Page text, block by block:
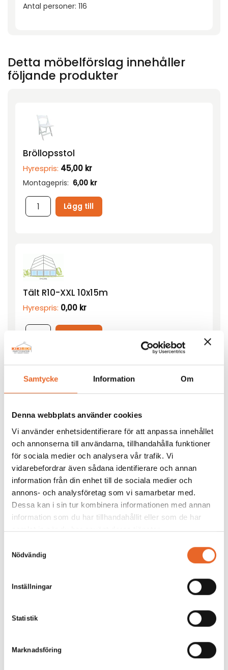
Samtycke Information Om
Denna webbplats använder cookies
Vi använder enhetsidentifierare för att anpassa innehållet
och annonserna till användarna, tillhandahålla funktioner
för sociala medier och analysera vår trafik. Vi
vidarebefordrar även sådana identifierare och annan
information från din enhet till de sociala medier och
annons- och analysföretag som vi samarbetar med.
Dessa kan i sin tur kombinera informationen med annan
information som du har tillhandahållit eller som de har
samlat in när du har använt deras tjänster.
Nödvändig
Inställningar
Statistik
Marknadsföring
Antal personer: 116
Detta möbelförslag innehåller
följande produkter
Bröllopsstol
Hyrespris: 45,00 kr
Montagepris: 6,00 kr
Lägg till
Tält R10-XXL 10x15m
Hyrespris: 0,00 kr
Runt bord Ø150cm
Hyrespris: 190,00kr
Montagepris: 50,00kr
Lägg till
Bord 180x80cm
Montagepris: